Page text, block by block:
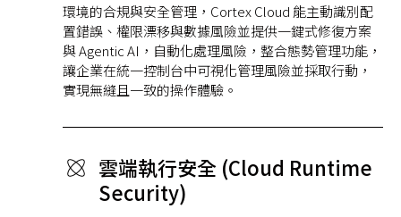
環境的合規與安全管理，Cortex Cloud 能主動識別配
置錯誤、權限漂移與數據風險並提供一鍵式修復方案
與 Agentic AI，自動化處理風險，整合態勢管理功能，
讓企業在統一控制台中可視化管理風險並採取行動，
實現無縫且一致的操作體驗。
雲端執行安全 (Cloud Runtime
Security)